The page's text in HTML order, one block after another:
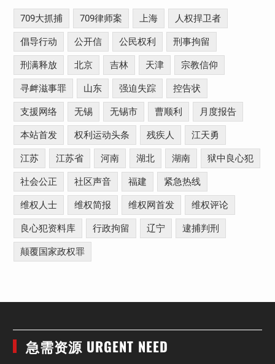
709大抓捕 709律师案 上海 人权捍卫者
倡导行动 公开信 公民权利 刑事拘留
刑满释放 北京 吉林 天津 宗教信仰
寻衅滋事罪 山东 强迫失踪 控告状
支援网络 无锡 无锡市 曹顺利 月度报告
本站首发 权利运动头条 残疾人 江天勇
江苏 江苏省 河南 湖北 湖南 狱中良心犯
社会公正 社区声音 福建 紧急热线
维权人士 维权简报 维权网首发 维权评论
良心犯资料库 行政拘留 辽宁 逮捕判刑
颠覆国家政权罪
急需资源 URGENT NEED